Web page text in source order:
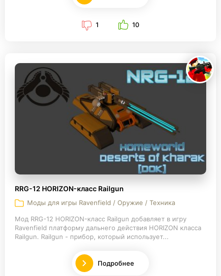
1 10
RRG-12 HORIZON-класс Railgun
Моды для игры Ravenfield / Оружие / Техника
Мод RRG-12 HORIZON-класс Railgun добавляет в игру
Ravenfield платформу дальнего действия HORIZON класса
Railgun. Railgun - прибор, который использует...
Подробнее